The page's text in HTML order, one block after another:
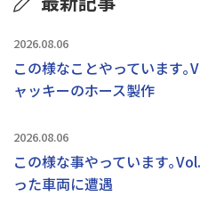
2026.08.06
この様なことやっています
ャッキーのホース製作
2026.08.06
この様な事やっています｡
った車両に遭遇